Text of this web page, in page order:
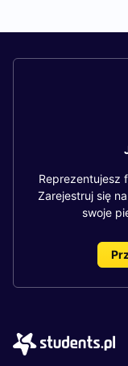
Reprezentujesz
Zarejestruj się
swoje